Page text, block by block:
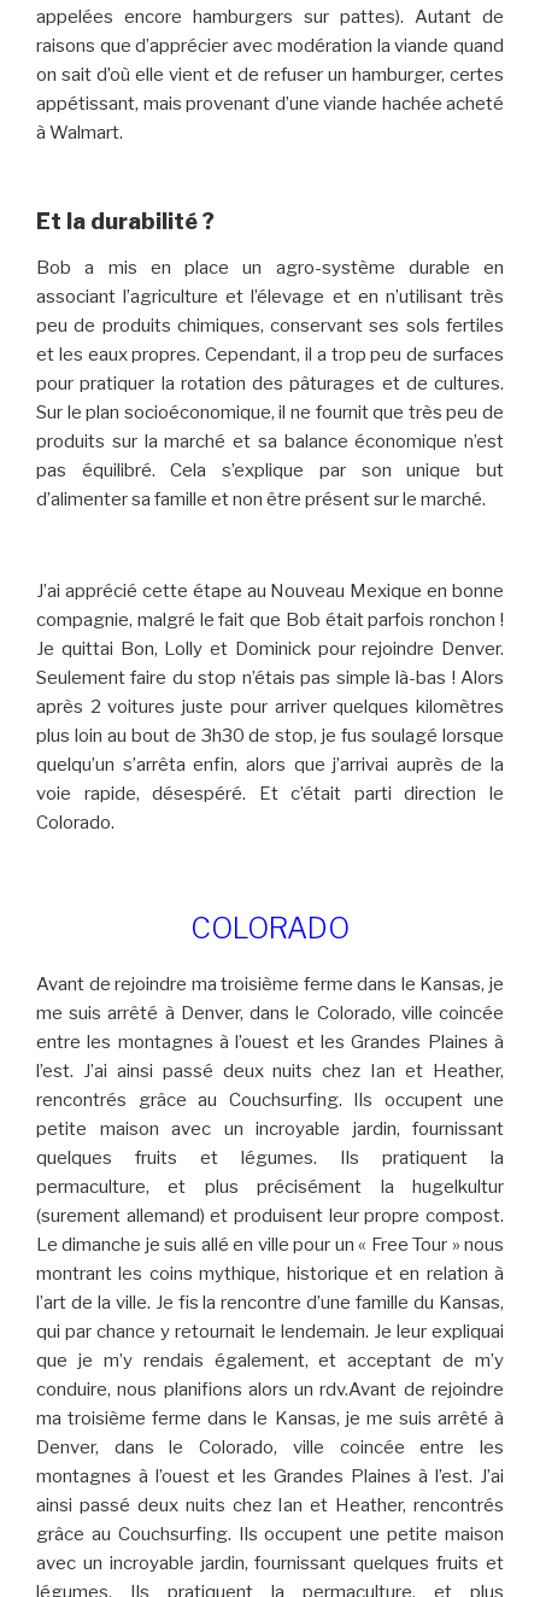
appelées encore hamburgers sur pattes). Autant de
raisons que d’apprécier avec modération la viande quand
on sait d’où elle vient et de refuser un hamburger, certes
appétissant, mais provenant d’une viande hachée acheté
à Walmart.
Et la durabilité ?
Bob a mis en place un agro-système durable en
associant l’agriculture et l’élevage et en n’utilisant très
peu de produits chimiques, conservant ses sols fertiles
et les eaux propres. Cependant, il a trop peu de surfaces
pour pratiquer la rotation des pâturages et de cultures.
Sur le plan socioéconomique, il ne fournit que très peu de
produits sur la marché et sa balance économique n’est
pas équilibré. Cela s’explique par son unique but
d’alimenter sa famille et non être présent sur le marché.
J’ai apprécié cette étape au Nouveau Mexique en bonne
compagnie, malgré le fait que Bob était parfois ronchon !
Je quittai Bon, Lolly et Dominick pour rejoindre Denver.
Seulement faire du stop n’étais pas simple là-bas ! Alors
après 2 voitures juste pour arriver quelques kilomètres
plus loin au bout de 3h30 de stop, je fus soulagé lorsque
quelqu’un s’arrêta enfin, alors que j’arrivai auprès de la
voie rapide, désespéré. Et c’était parti direction le
Colorado.
COLORADO
Avant de rejoindre ma troisième ferme dans le Kansas, je
me suis arrêté à Denver, dans le Colorado, ville coincée
entre les montagnes à l’ouest et les Grandes Plaines à
l’est. J’ai ainsi passé deux nuits chez Ian et Heather,
rencontrés grâce au Couchsurfing. Ils occupent une
petite maison avec un incroyable jardin, fournissant
quelques fruits et légumes. Ils pratiquent la
permaculture, et plus précisément la hugelkultur
(surement allemand) et produisent leur propre compost.
Le dimanche je suis allé en ville pour un « Free Tour » nous
montrant les coins mythique, historique et en relation à
l’art de la ville. Je fis la rencontre d’une famille du Kansas,
qui par chance y retournait le lendemain. Je leur expliquai
que je m’y rendais également, et acceptant de m’y
conduire, nous planifions alors un rdv.Avant de rejoindre
ma troisième ferme dans le Kansas, je me suis arrêté à
Denver, dans le Colorado, ville coincée entre les
montagnes à l’ouest et les Grandes Plaines à l’est. J’ai
ainsi passé deux nuits chez Ian et Heather, rencontrés
grâce au Couchsurfing. Ils occupent une petite maison
avec un incroyable jardin, fournissant quelques fruits et
légumes. Ils pratiquent la permaculture, et plus